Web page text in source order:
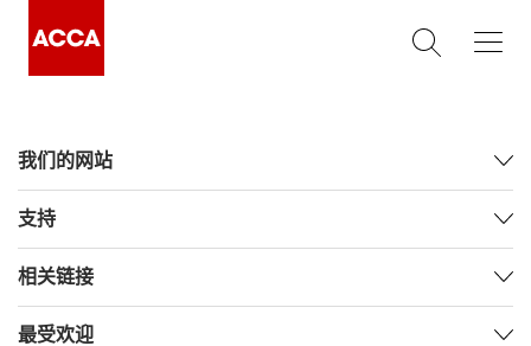
我们的网站
支持
相关链接
最受欢迎